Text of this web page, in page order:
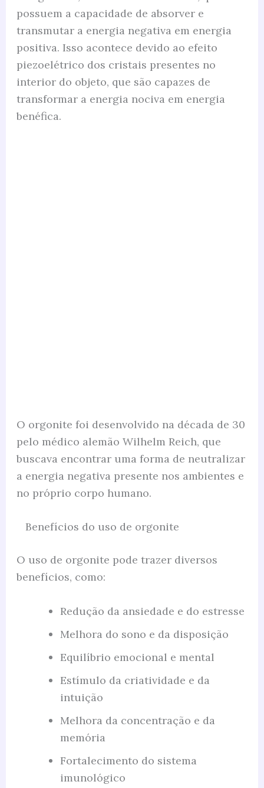
possuem a capacidade de absorver e
transmutar a energia negativa em energia
positiva. Isso acontece devido ao efeito
piezoelétrico dos cristais presentes no
interior do objeto, que são capazes de
transformar a energia nociva em energia
benéfica.
O orgonite foi desenvolvido na década de 30
pelo médico alemão Wilhelm Reich, que
buscava encontrar uma forma de neutralizar
a energia negativa presente nos ambientes e
no próprio corpo humano.
Benefícios do uso de orgonite
O uso de orgonite pode trazer diversos
benefícios, como:
Redução da ansiedade e do estresse
Melhora do sono e da disposição
Equilíbrio emocional e mental
Estímulo da criatividade e da
intuição
Melhora da concentração e da
memória
Fortalecimento do sistema
imunológico